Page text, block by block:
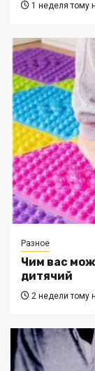
1 неделя тому
Разное
Чим вас
дитячий
2 недели тому